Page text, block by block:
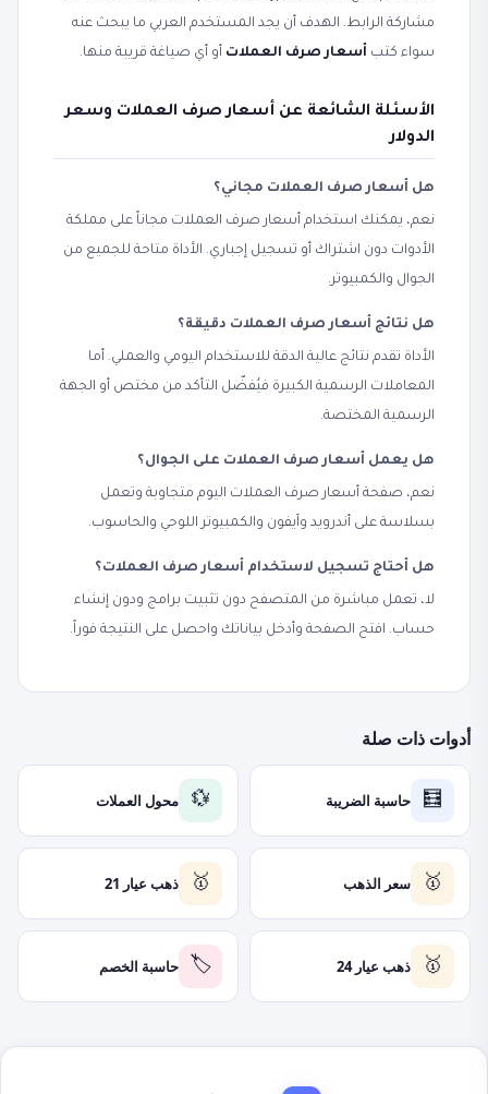
مشاركة الرابط. الهدف أن يجد المستخدم العربي ما يبحث عنه
سواء كتب أسعار صرف العملات أو أي صياغة قريبة منها.
الأسئلة الشائعة عن أسعار صرف العملات وسعر
الدولار
هل أسعار صرف العملات مجاني؟
نعم، يمكنك استخدام أسعار صرف العملات مجاناً على مملكة
الأدوات دون اشتراك أو تسجيل إجباري. الأداة متاحة للجميع من
الجوال والكمبيوتر.
هل نتائج أسعار صرف العملات دقيقة؟
الأداة تقدم نتائج عالية الدقة للاستخدام اليومي والعملي. أما
المعاملات الرسمية الكبيرة فيُفضّل التأكد من مختص أو الجهة
الرسمية المختصة.
هل يعمل أسعار صرف العملات على الجوال؟
نعم، صفحة أسعار صرف العملات اليوم متجاوبة وتعمل
بسلاسة على أندرويد وآيفون والكمبيوتر اللوحي والحاسوب.
هل أحتاج تسجيل لاستخدام أسعار صرف العملات؟
لا، تعمل مباشرة من المتصفح دون تثبيت برامج ودون إنشاء
حساب. افتح الصفحة وأدخل بياناتك واحصل على النتيجة فوراً.
أدوات ذات صلة
🧮 حاسبة الضريبة 💱 محول العملات
🥇 سعر الذهب 🥇 ذهب عيار 21
🥇 ذهب عيار 24 🏷️ حاسبة الخصم